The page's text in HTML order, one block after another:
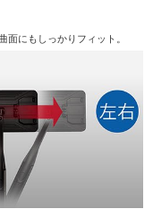
にもしっかりフィット。